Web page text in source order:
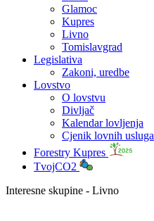
Glamoc
Kupres
Livno
Tomislavgrad
Legislativa
Zakoni, uredbe
Lovstvo
O lovstvu
Divljač
Kalendar lovljenja
Cjenik lovnih usluga
Forestry Kupres
TvojCO2
Interesne skupine - Livno